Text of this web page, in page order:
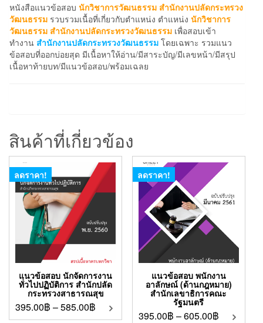
หนังสือแนวข้อสอบ นักวิชาการวัฒนธรรม สำนักงานปลัดกระทรวง
วัฒนธรรม รวบรวมเนื้อที่เกี่ยวกับตำแหน่ง ตำแหน่ง นักวิชาการ
วัฒนธรรม สำนักงานปลัดกระทรวงวัฒนธรรม เพื่อสอบเข้า
ทำงาน สำนักงานปลัดกระทรวงวัฒนธรรม โดยเฉพาะ รวมแนว
ข้อสอบที่ออกบ่อยสุด มีเนื้อหาให้อ่าน/มีสาระบัญ/มีเลขหน้า/มีสรุป
เนื้อหาท้ายบท/มีแนวข้อสอบ/พร้อมเฉลย
สินค้าที่เกี่ยวข้อง
ลดราคา!
แนวข้อสอบ นักจัดการงาน
ทั่วไปปฏิบัติการ สำนักปลัด
กระทรวงสาธารณสุข
395.00฿ –585.00฿
ลดราคา!
แนวข้อสอบ พนักงาน
อาลักษณ์ (ด้านกฎหมาย)
สำนักเลขาธิการคณะ
รัฐมนตรี
395.00฿ –605.00฿